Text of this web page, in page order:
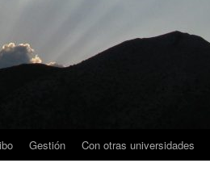
Gestión Con otras universidades